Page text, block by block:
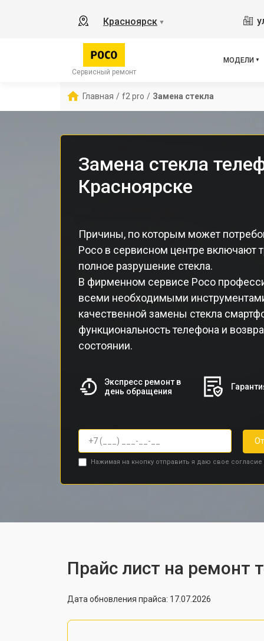
Красноярск ▼
Сервисный ремонт
МОДЕЛИ
X2
X3
Главная / f2 pro / Замена стекла
Замена стекла
Красноярске
Причины, по которым может
Poco в сервисном центре включают
полное разрушение стекла.
В фирменном сервисе Poco
всеми необходимыми
качественной замены стекла
функциональность телефона и
состоянии.
Экспресс ремонт в
день обращения
Нажимая на кнопку отправить я даю свое согласие
Прайс лист на ремонт
Дата обновления прайса: 17.07.2026